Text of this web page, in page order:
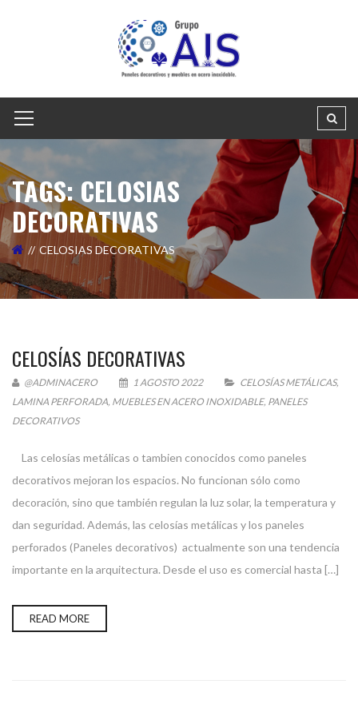
TAGS: CELOSIAS
DECORATIVAS
CELOSIAS DECORATIVAS
CELOSÍAS DECORATIVAS
@ADMINACERO 1 AGOSTO 2022 CELOSÍAS METÁLICAS,
LAMINA PERFORADA, MUEBLES EN ACERO INOXIDABLE, PANELES
DECORATIVOS
Las celosías metálicas o tambien conocidos como paneles
decorativos mejoran los espacios. No funcionan sólo como
decoración, sino que también regulan la luz solar, la temperatura y
dan seguridad. Además, las celosías metálicas y los paneles
perforados (Paneles decorativos) actualmente son una tendencia
importante en la arquitectura. Desde el uso es comercial hasta […]
READ MORE